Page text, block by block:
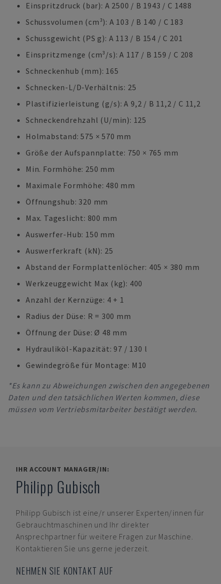
Einspritzdruck (bar): A 2500 / B 1943 / C 1488
Schussvolumen (cm³): A 103 / B 140 / C 183
Schussgewicht (PS g): A 113 / B 154 / C 201
Einspritzmenge (cm³/s): A 117 / B 159 / C 208
Schneckenhub (mm): 165
Schnecken-L/D-Verhältnis: 25
Plastifizierleistung (g/s): A 9,2 / B 11,2 / C 11,2
Schneckendrehzahl (U/min): 125
Holmabstand: 575 × 570 mm
Größe der Aufspannplatte: 750 × 765 mm
Min. Formhöhe: 250 mm
Maximale Formhöhe: 480 mm
Öffnungshub: 320 mm
Max. Tageslicht: 800 mm
Auswerfer-Hub: 150 mm
Auswerferkraft (kN): 25
Abstand der Formplattenlöcher: 405 × 380 mm
Werkzeuggewicht Max (kg): 400
Anzahl der Kernzüge: 4 + 1
Radius der Düse: R = 300 mm
Öffnung der Düse: Ø 48 mm
Hydrauliköl-Kapazität: 97 / 130 l
Gewindegröße für Montage: M10
*Es kann zu Abweichungen zwischen den angegebenen
Daten und den tatsächlichen Werten kommen, diese
müssen vom Vertriebsmitarbeiter bestätigt werden.
IHR ACCOUNT MANAGER/IN:
Philipp Gubisch
Philipp Gubisch ist eine/r unserer Experten/innen für
Gebrauchtmaschinen und Ihr direkter
Ansprechpartner für weitere Fragen zur Maschine.
Kontaktieren Sie uns gerne jederzeit.
NEHMEN SIE KONTAKT AUF